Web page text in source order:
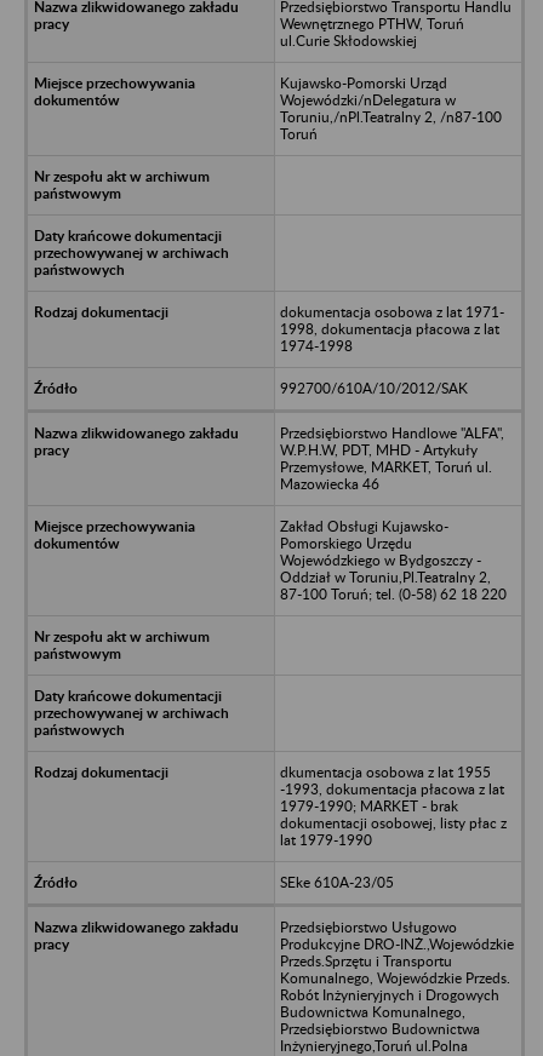
Przedsiębiorstwo Transportu Handlu
Wewnętrznego PTHW, Toruń
ul.Curie Skłodowskiej
Kujawsko-Pomorski Urząd
Wojewódzki/nDelegatura w
Toruniu,/nPl.Teatralny 2, /n87-100
Toruń
dokumentacja osobowa z lat 1971-
1998, dokumentacja płacowa z lat
1974-1998
992700/610A/10/2012/SAK
Przedsiębiorstwo Handlowe "ALFA",
W.P.H.W, PDT, MHD - Artykuły
Przemysłowe, MARKET, Toruń ul.
Mazowiecka 46
Zakład Obsługi Kujawsko-
Pomorskiego Urzędu
Wojewódzkiego w Bydgoszczy -
Oddział w Toruniu,Pl.Teatralny 2,
87-100 Toruń; tel. (0-58) 62 18 220
dkumentacja osobowa z lat 1955
-1993, dokumentacja płacowa z lat
1979-1990; MARKET - brak
dokumentacji osobowej, listy płac z
lat 1979-1990
SEke 610A-23/05
Przedsiębiorstwo Usługowo
Produkcyjne DRO-INŻ.,Wojewódzkie
Przeds.Sprzętu i Transportu
Komunalnego, Wojewódzkie Przeds.
Robót Inżynieryjnych i Drogowych
Budownictwa Komunalnego,
Przedsiębiorstwo Budownictwa
Inżynieryjnego,Toruń ul.Polna